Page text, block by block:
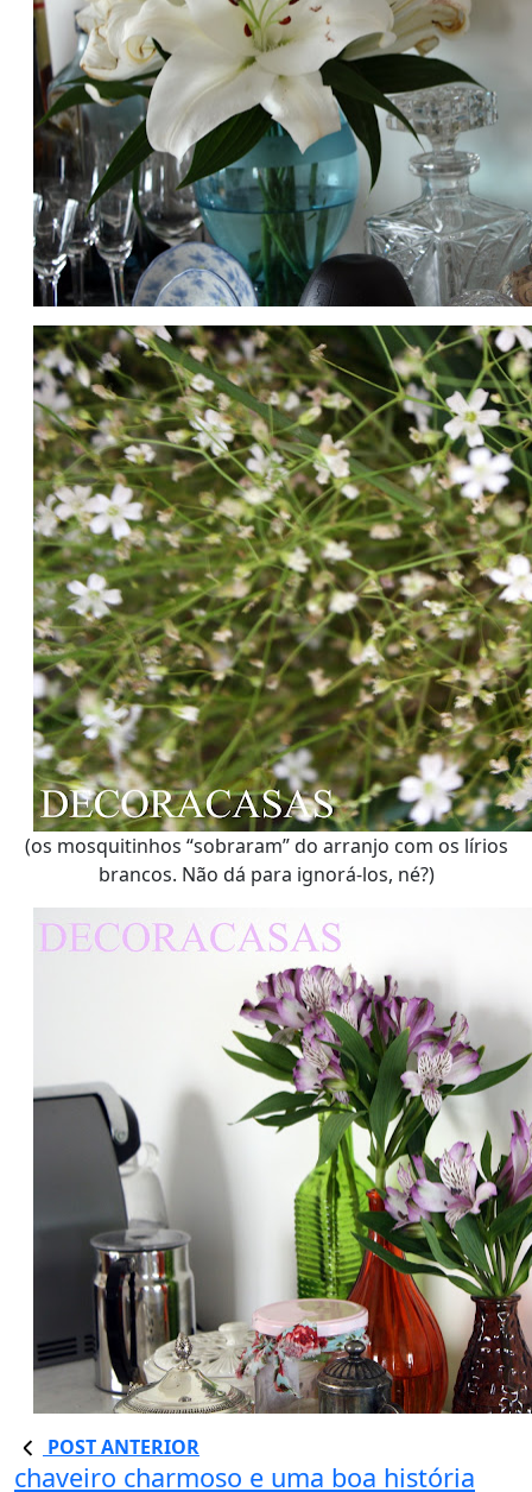
(os mosquitinhos “sobraram” do arranjo com os lírios
brancos. Não dá para ignorá-los, né?)
POST ANTERIOR
chaveiro charmoso e uma boa história